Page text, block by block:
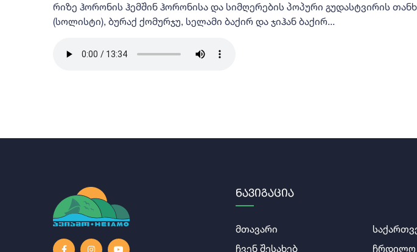
რიზე ჰორონის ჰემშინ ჰორონისა და სიმღერების პოპური გუდასტვირის
(სოლისტი), ბურაქ ქომურჯუ, სელამი ბაქირ და ჯიჰან ბაქირ...
Ნავიგაცია
მთავარი
ჩვენ შესახებ
ჩრდილო